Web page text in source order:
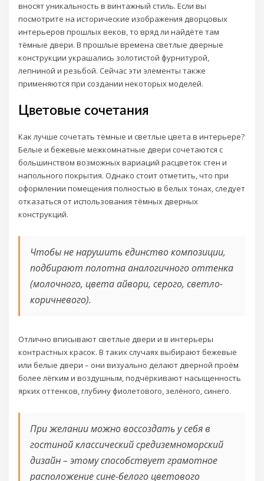
вносят уникальность в винтажный стиль. Если вы
посмотрите на исторические изображения дворцовых
интерьеров прошлых веков, то вряд ли найдёте там
тёмные двери. В прошлые времена светлые дверные
конструкции украшались золотистой фурнитурой,
лепниной и резьбой. Сейчас эти элементы также
применяются при создании некоторых моделей.
Цветовые сочетания
Как лучше сочетать тёмные и светлые цвета в интерьере?
Белые и бежевые межкомнатные двери сочетаются с
большинством возможных вариаций расцветок стен и
напольного покрытия. Однако стоит отметить, что при
оформлении помещения полностью в белых тонах, следует
отказаться от использования тёмных дверных
конструкций.
Чтобы не нарушить единство композиции,
подбирают полотна аналогичного оттенка
(молочного, цвета айвори, серого, светло-
коричневого).
Отлично вписывают светлые двери и в интерьеры
контрастных красок. В таких случаях выбирают бежевые
или белые двери – они визуально делают дверной проём
более лёгким и воздушным, подчёркивают насыщенность
ярких оттенков, глубину фиолетового, зелёного, синего.
При желании можно воссоздать у себя в
гостиной классический средиземноморский
дизайн – этому способствует грамотное
расположение сине-белого цветового